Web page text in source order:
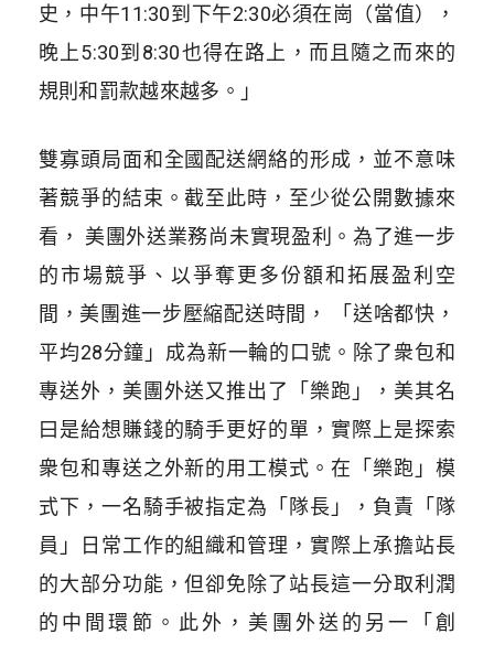
史，中午11:30到下午2:30必須在崗（當值），
晚上5:30到8:30也得在路上，而且隨之而來的
規則和罰款越來越多。」
雙寡頭局面和全國配送網絡的形成，並不意味
著競爭的結束。截至此時，至少從公開數據來
看， 美團外送業務尚未實現盈利。為了進一步
的市場競爭、以爭奪更多份額和拓展盈利空
間，美團進一步壓縮配送時間， 「送啥都快，
平均28分鐘」成為新一輪的口號。除了衆包和
專送外，美團外送又推出了「樂跑」，美其名
曰是給想賺錢的騎手更好的單，實際上是探索
衆包和專送之外新的用工模式。在「樂跑」模
式下，一名騎手被指定為「隊長」，負責「隊
員」日常工作的組織和管理，實際上承擔站長
的大部分功能，但卻免除了站長這一分取利潤
的中間環節。此外，美團外送的另一「創